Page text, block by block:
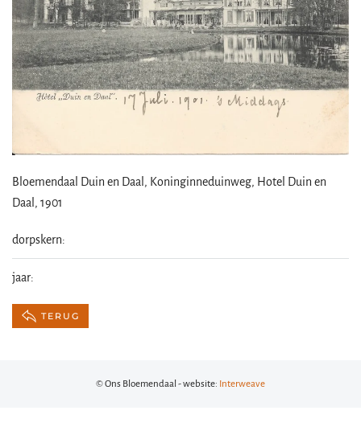
Bloemendaal Duin en Daal, Koninginneduinweg, Hotel Duin en
Daal, 1901
dorpskern:
jaar:
TERUG
© Ons Bloemendaal - website: Interweave